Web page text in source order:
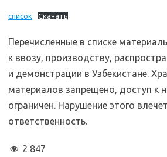
список Скачать
Перечисленные в списке
к ввозу, производству,
и демонстрации в Узбекистане.
материалов запрещено, доступ к
ограничен. Нарушение этого
ответственность.
2 847